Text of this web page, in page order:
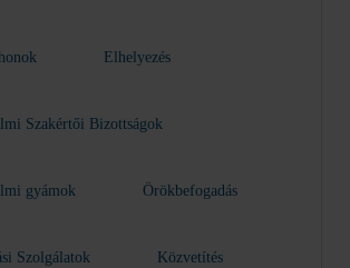
Elhelyezés
Szakértői Bizottságok
gyámok Örökbefogadás
Szolgálatok Közvetítés